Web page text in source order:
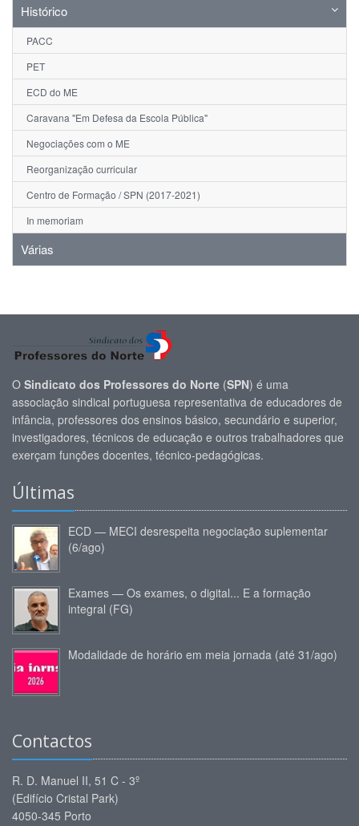
Histórico
PACC
PET
ECD do ME
Caravana "Em Defesa da Escola Pública"
Negociações com o ME
Reorganização curricular
Centro de Formação / SPN (2017-2021)
In memoriam
Várias
O Sindicato dos Professores do Norte (SPN) é uma
associação sindical portuguesa representativa de educadores de
infância, professores dos ensinos básico, secundário e superior,
investigadores, técnicos de educação e outros trabalhadores que
exerçam funções docentes, técnico-pedagógicas.
Últimas
ECD — MECI desrespeita negociação suplementar
(6/ago)
Exames — Os exames, o digital... E a formação
integral (FG)
Modalidade de horário em meia jornada (até 31/ago)
Contactos
R. D. Manuel II, 51 C - 3º
(Edifício Cristal Park)
4050-345 Porto